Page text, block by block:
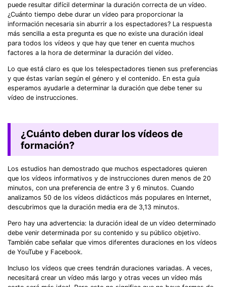
puede resultar difícil determinar la duración correcta de un vídeo.
¿Cuánto tiempo debe durar un vídeo para proporcionar la
información necesaria sin aburrir a los espectadores? La respuesta
más sencilla a esta pregunta es que no existe una duración ideal
para todos los vídeos y que hay que tener en cuenta muchos
factores a la hora de determinar la duración del vídeo.
Lo que está claro es que los telespectadores tienen sus preferencias
y que éstas varían según el género y el contenido. En esta guía
esperamos ayudarle a determinar la duración que debe tener su
vídeo de instrucciones.
¿Cuánto deben durar los vídeos de
formación?
Los estudios han demostrado que muchos espectadores quieren
que los vídeos informativos y de instrucciones duren menos de 20
minutos, con una preferencia de entre 3 y 6 minutos. Cuando
analizamos 50 de los vídeos didácticos más populares en Internet,
descubrimos que la duración media era de 3,13 minutos.
Pero hay una advertencia: la duración ideal de un vídeo determinado
debe venir determinada por su contenido y su público objetivo.
También cabe señalar que vimos diferentes duraciones en los vídeos
de YouTube y Facebook.
Incluso los vídeos que crees tendrán duraciones variadas. A veces,
necesitará crear un vídeo más largo y otras veces un vídeo más